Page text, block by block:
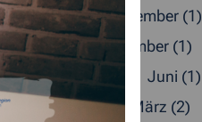
Dezember (5)
November (1)
Oktober (1)
September (1)
August (4)
Juli (2)
Juni (1)
Mai (1)
April (4)
März (2)